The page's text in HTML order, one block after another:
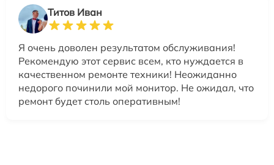
Титов Иван
Я очень доволен результатом обслуживания!
Рекомендую этот сервис всем, кто нуждается в
качественном ремонте техники! Неожиданно
недорого починили мой монитор. Не ожидал, что
ремонт будет столь оперативным!